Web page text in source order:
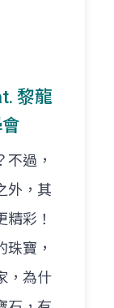
黎龍
過，
外，其
彩！
寶，
，為什